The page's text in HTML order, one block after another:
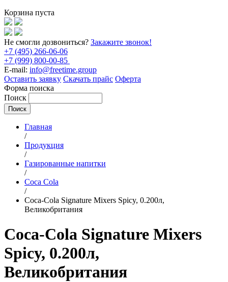
Корзина пуста
Не смогли дозвониться? Закажите звонок!
+7 (495) 266-06-06
+7 (999) 800-00-85
E-mail: info@freetime.group
Оставить заявку Скачать прайс Оферта
Форма поиска
Поиск
Главная
/
Продукция
/
Газированные напитки
/
Coca Cola
/
Coca-Cola Signature Mixers Spicy, 0.200л,
Великобритания
Coca-Cola Signature Mixers
Spicy, 0.200л,
Великобритания